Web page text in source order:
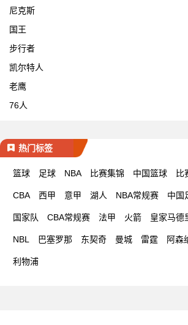
尼克斯
国王
步行者
凯尔特人
老鹰
76人
热门标签
篮球 足球 NBA 比赛集锦 中国篮球 比
CBA 西甲 意甲 湖人 NBA常规赛 中国
国家队 CBA常规赛 法甲 火箭 皇家马德
NBL 巴塞罗那 东契奇 曼城 雷霆 阿森
利物浦